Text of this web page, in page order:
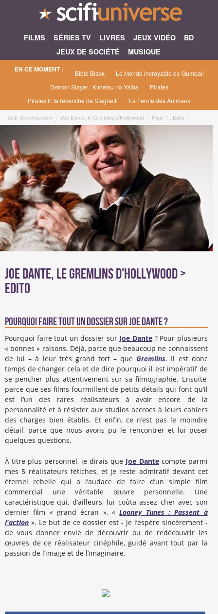
FILMS SÉRIES TV LIVRES JEUX VIDÉO
BD
JEUX DE SOCIÉTÉ
MUSIQUE
EN CE MOMENT : Bible Black
Le Monde incroyable de Gumball
Demon Slayer : Kimetsu no Yaiba
Pirates
Pirates II: la revanche de Stagnetti
La Ferme des Animaux
Scifi-Universe.com Joe Dante, le Gremlins d'Hollywood Page 1 : Edito
Joe Dante, le Gremlins d'Hollywood >
Edito
Pourquoi faire tout un dossier sur Joe Dante ?
Pourquoi faire tout un dossier sur Joe Dante? Pour plusieurs
« bonnes » raisons. Déjà, parce que beaucoup ne connaissent
de lui – à leur très grand tort – que Gremlins. Il est donc
temps de changer cela et de dire pourquoi il est impératif de
se pencher plus attentivement sur sa filmographie. Ensuite,
parce que ses films fourmillent de petits détails qui font qu’il
est l’un des rares réalisateurs à avoir encore de la
personnalité et à résister aux studios accrocs à leurs cahiers
des charges bien établis. Et enfin, ce n’est pas le moindre
détail, parce que nous avons pu le rencontrer et lui poser
quelques questions.
À titre plus personnel, je dirais que Joe Dantecompte parmi
mes 5 réalisateurs fétiches, et je reste admiratif devant cet
éternel rebelle qui a l’audace de faire d’un simple film
commercial une véritable œuvre personnelle. Une
caractéristique qui, d’ailleurs, lui coûta assez cher avec son
dernier film « grand écran », «Looney Tunes : Passent à
l'action ». Le but de ce dossier est - je l’espère sincèrement -
de vous donner envie de découvrir ou de redécouvrir les
œuvres de ce réalisateur cinéphile, guidé avant tout par la
passion de l’image et de l’imaginaire.